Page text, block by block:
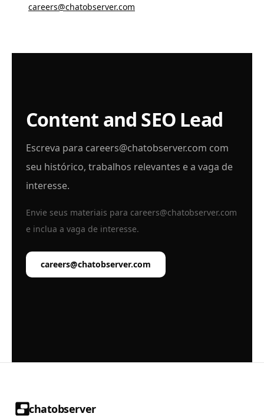
careers@chatobserver.com
Content and SEO Lead
Escreva para careers@chatobserver.com com
seu histórico, trabalhos relevantes e a vaga de
interesse.
Envie seus materiais para careers@chatobserver.com
e inclua a vaga de interesse.
careers@chatobserver.com
chatobserver